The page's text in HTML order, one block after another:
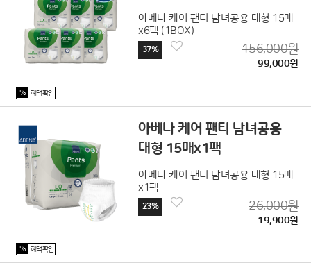
아베나 케어 팬티 남녀공용 대형 15매
x6팩 (1BOX)
37% 156,000원
99,000원
% 혜택확인
아베나 케어 팬티 남녀공용
대형 15매x1팩
아베나 케어 팬티 남녀공용 대형 15매
x1팩
23% 26,000원
19,900원
% 혜택확인